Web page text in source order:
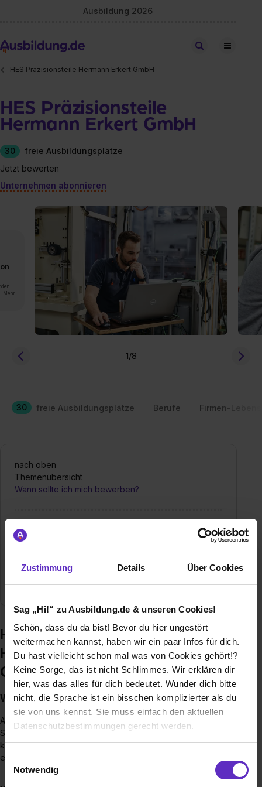
Zustimmung Details Über Cookies
Sag „Hi!“ zu Ausbildung.de & unseren Cookies!
Schön, dass du da bist! Bevor du hier ungestört
weitermachen kannst, haben wir ein paar Infos für dich.
Du hast vielleicht schon mal was von Cookies gehört!?
Keine Sorge, das ist nicht Schlimmes. Wir erklären dir
hier, was das alles für dich bedeutet. Wunder dich bitte
nicht, die Sprache ist ein bisschen komplizierter als du
sie von uns kennst. Sie muss einfach den aktuellen
Datenschutzbestimmungen gerecht werden.
Einwilligungsauswahl
Notwendig
Ausbildung 2026
Stellen finden
HES Präzisionsteile Hermann Erkert GmbH
HES Präzisionsteile
Hermann Erkert GmbH
30
freie Ausbildungsplätze
Jetzt bewerten
Unternehmen abonnieren
Mehr
1/8
30 freie Ausbildungsplätze Berufe Firmen-
nach oben
Themenübersicht
Wann sollte ich mich bewerben?
Welche Unterlagen gehören in meine Bewerbung?
Wie sieht der Bewerbungsprozess für eine
Ausbildungsstelle bei Ihnen aus?
Häufige Fragen zur Ausbildung –
HES Präzisionsteile Hermann Erkert
GmbH
Wann sollte ich mich bewerben?
Am besten zwischen 9-12 Monaten vor Ausbildungsbeginn.
Sollten nicht alle Ausbildungsplätze frühzeitig besetzt sein,
kann auch manchmal eine kurzfristige Bewerbung
erfolgreich sein.